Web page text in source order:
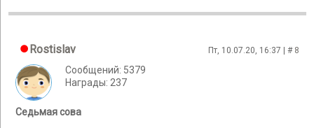
Rostislav Пт, 10.07.20, 16:37 | # 8
Сообщений: 5379
Награды: 237
Седьмая сова